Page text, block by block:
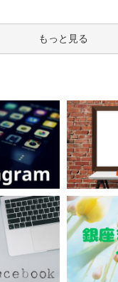
もっと見る